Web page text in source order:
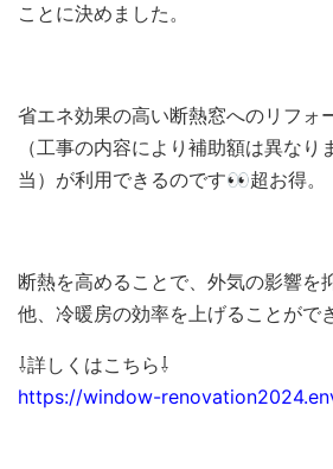
ことに決めました。
省エネ効果の高い断熱窓へのリフォ
（工事の内容により補助額は異な
当）が利用できるのです👀超お得。
断熱を高めることで、外気の影響を
他、冷暖房の効率を上げることがで
⇩詳しくはこちら⇩
https://window-